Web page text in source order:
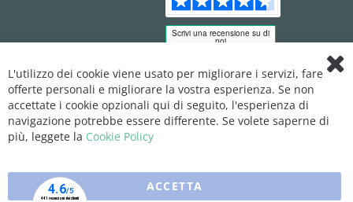
L'utilizzo dei cookie viene usato per migliorare i servizi, fare
offerte personali e migliorare la vostra esperienza. Se non
accettate i cookie opzionali qui di seguito, l'esperienza di
navigazione potrebbe essere differente. Se volete saperne di
più, leggete la Cookie Policy
ACCETTA